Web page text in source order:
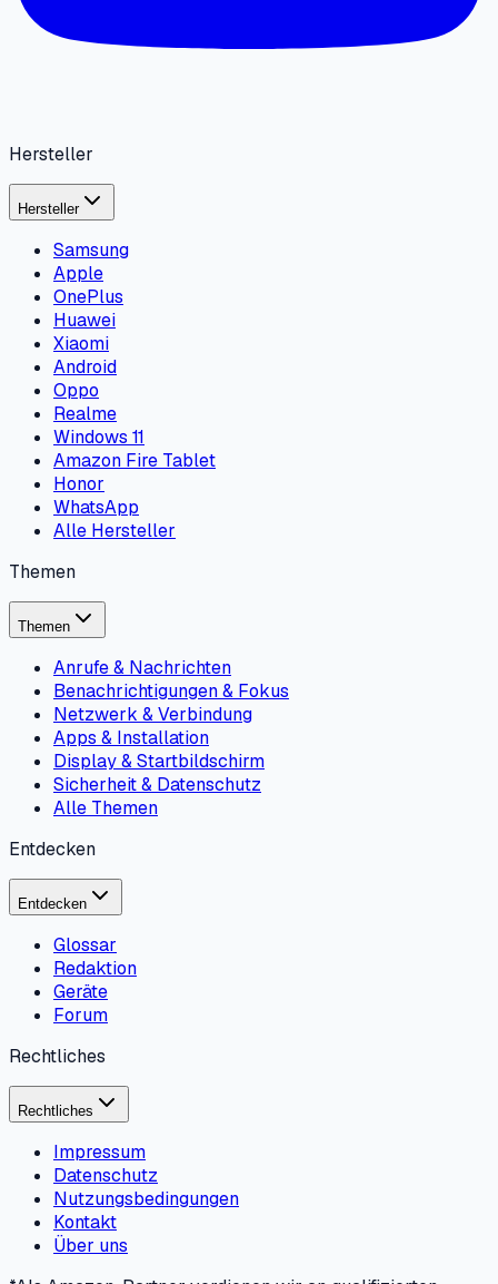
Hersteller
Hersteller
Samsung
Apple
OnePlus
Huawei
Xiaomi
Android
Oppo
Realme
Windows 11
Amazon Fire Tablet
Honor
WhatsApp
Alle Hersteller
Themen
Themen
Anrufe & Nachrichten
Benachrichtigungen & Fokus
Netzwerk & Verbindung
Apps & Installation
Display & Startbildschirm
Sicherheit & Datenschutz
Alle Themen
Entdecken
Entdecken
Glossar
Redaktion
Geräte
Forum
Rechtliches
Rechtliches
Impressum
Datenschutz
Nutzungsbedingungen
Kontakt
Über uns